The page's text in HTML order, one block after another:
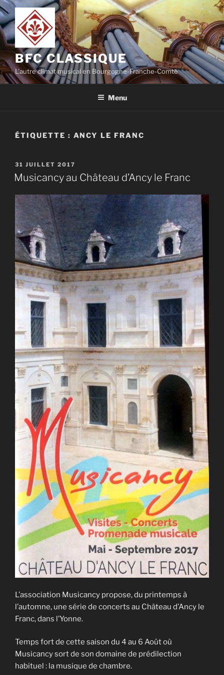
Aller
au
contenu
principal
BFC CLASSIQUE
L'autre climat musical en Bourgogne-Franche-Comté
Menu
ÉTIQUETTE : ANCY LE FRANC
PUBLIÉ
LE
31 JUILLET 2017
Musicancy au Château d’Ancy le Franc
L’association Musicancy propose, du printemps à
l’automne, une série de concerts au Château d’Ancy le
Franc, dans l’Yonne.
Temps fort de cette saison du 4 au 6 Août où
Musicancy sort de son domaine de prédilection
habituel : la musique de chambre.